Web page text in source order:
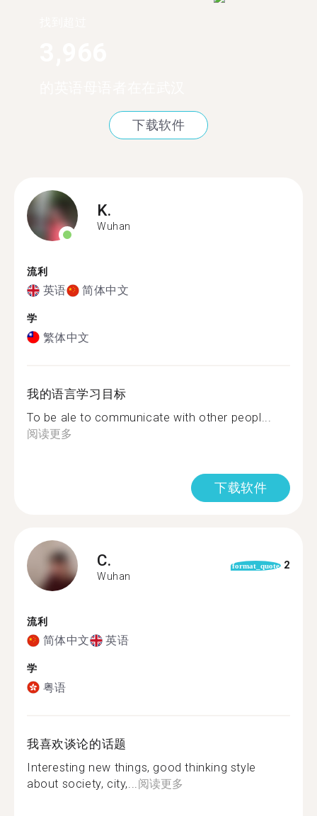
下载软件
K.
Wuhan
流利
英语 简体中文
学
繁体中文
我的语言学习目标
To be ale to communicate with other peopl...
阅读更多
下载软件
C.
Wuhan
format_quote 2
流利
简体中文 英语
学
粤语
我喜欢谈论的话题
Interesting new things, good thinking style
about society, city,... 阅读更多